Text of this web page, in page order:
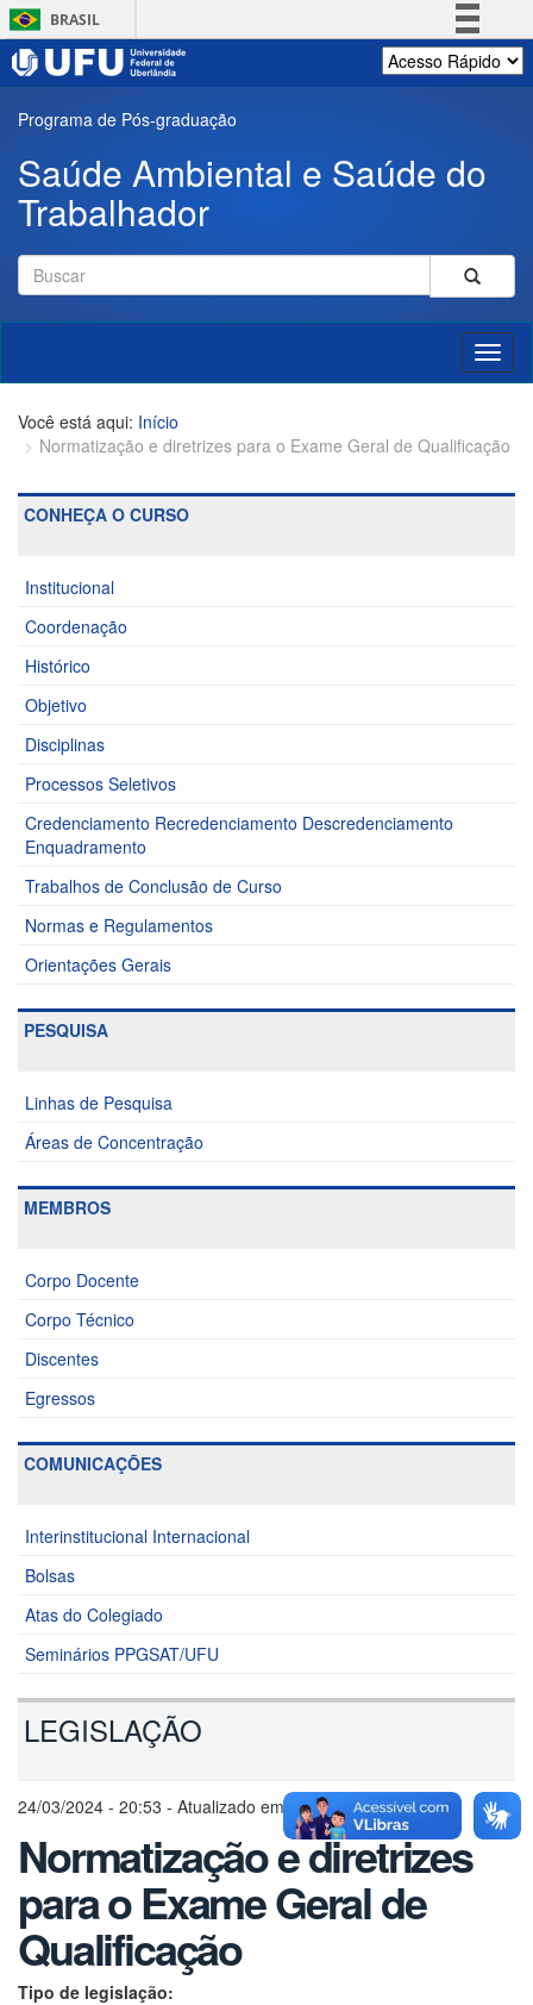
Pular
para
conteúdo
principal
BRASIL
Simplifique!
Acesso à informação
Programa de Pós-graduação
Saúde Ambiental e Saúde do
Trabalhador
Formulário
deBuscar
Início
Normatização e diretrizes para o Exame Geral de Qualificação
CONHEÇA O CURSO
Institucional
Coordenação
Histórico
Objetivo
Disciplinas
Processos Seletivos
Credenciamento Recredenciamento Descredenciamento
Enquadramento
Trabalhos de Conclusão de Curso
Normas e Regulamentos
Orientações Gerais
PESQUISA
Linhas de Pesquisa
Áreas de Concentração
MEMBROS
Corpo Docente
Corpo Técnico
Discentes
Egressos
COMUNICAÇÕES
Interinstitucional Internacional
Bolsas
Atas do Colegiado
Seminários PPGSAT/UFU
LEGISLAÇÃO
24/03/2024 - 20:53 - Atualizado em 29/08/2024 - 15:38
Normatização e diretrizes
para o Exame Geral de
Qualificação
Tipo de legislação: